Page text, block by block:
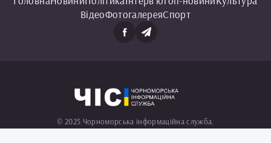
ВідеоФотогалереяСпорт
© 2025 Чорноморська інформаційна служба.